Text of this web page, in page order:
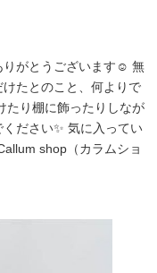
りがとうございます☺️ 無
たとのこと、何よりで
たり棚に飾ったりしなが
ださい✨ 気に入ってい
shop（カラムショ